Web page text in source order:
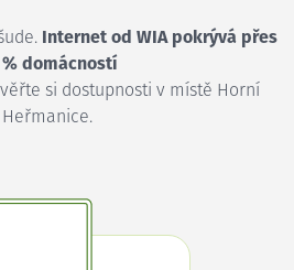
Internet od WIA pokrývá přes
% domácností
si dostupnosti v místě Horní
Heřmanice.